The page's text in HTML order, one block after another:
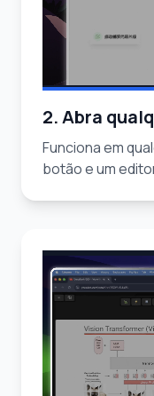
2. Abra
Funciona em
botão e um